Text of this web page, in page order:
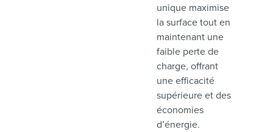
unique maximise
la surface tout en
maintenant une
faible perte de
charge, offrant
une efficacité
supérieure et des
économies
d’énergie.